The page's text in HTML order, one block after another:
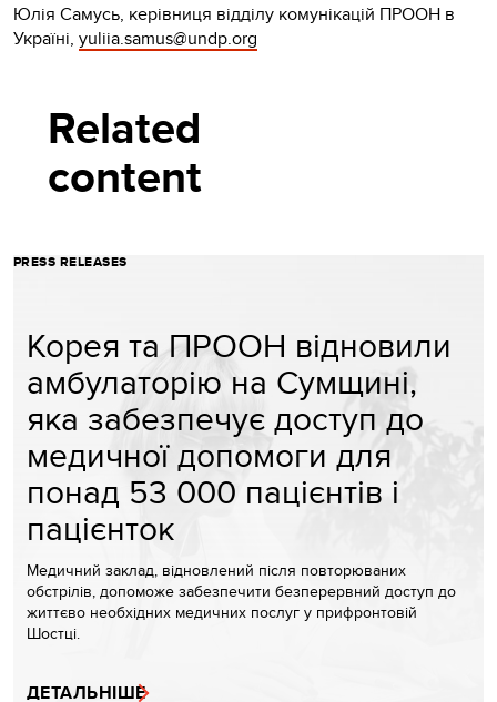
Юлія Самусь, керівниця відділу комунікацій ПРООН в
Україні, yuliia.samus@undp.org
Related
content
PRESS RELEASES
Корея та ПРООН відновили
амбулаторію на Сумщині,
яка забезпечує доступ до
медичної допомоги для
понад 53 000 пацієнтів і
пацієнток
Медичний заклад, відновлений після повторюваних
обстрілів, допоможе забезпечити безперервний доступ до
життєво необхідних медичних послуг у прифронтовій
Шостці.
ДЕТАЛЬНІШЕ